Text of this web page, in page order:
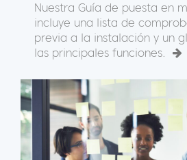
Nuestra Guía de puesta en
incluye una lista de
previa a la instalación y un
las principales funciones.